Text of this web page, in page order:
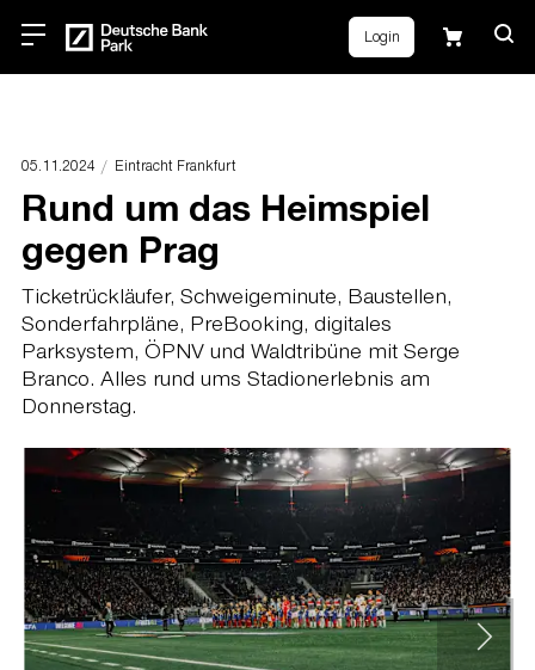
Login
05.11.2024 Eintracht Frankfurt
Rund um das Heimspiel
gegen Prag
Ticketrückläufer, Schweigeminute, Baustellen,
Sonderfahrpläne, PreBooking, digitales
Parksystem, ÖPNV und Waldtribüne mit Serge
Branco. Alles rund ums Stadionerlebnis am
Donnerstag.